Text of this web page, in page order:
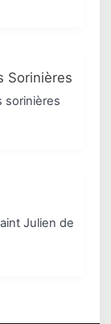
Sorinières
sorinières
Julien de